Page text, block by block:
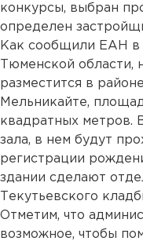
конкурсы, выбран
определен
Как сообщили ЕАН в
Тюменской области,
разместится в
Мельникайте,
квадратных метров.
зала, в нем будут
регистрации
здании сделают
Текутьевского
Отметим, что
возможное, чтобы